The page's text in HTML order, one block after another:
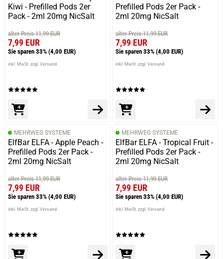
Diana G.
Die Bewertung erfolgte ohne Abgabe eines Kommentars
Kiwi - Prefilled Pods 2er
Pack - 2ml 20mg NicSalt
alter Preis 11,99 EUR
7,99 EUR
Sie sparen 33% (4,00 EUR)
inkl. MwSt. zzgl. Versand
Prefilled Pods 2er Pack -
2ml 20mg NicSalt
alter Preis 11,99 EUR
7,99 EUR
Sie sparen 33% (4,00 EUR)
inkl. MwSt. zzgl. Versand
MEHRWEG SYSTEME
ElfBar ELFA - Apple Peach -
Prefilled Pods 2er Pack -
2ml 20mg NicSalt
alter Preis 11,99 EUR
7,99 EUR
Sie sparen 33% (4,00 EUR)
inkl. MwSt. zzgl. Versand
MEHRWEG SYSTEME
ElfBar ELFA - Tropical Fruit -
Prefilled Pods 2er Pack -
2ml 20mg NicSalt
alter Preis 11,99 EUR
7,99 EUR
Sie sparen 33% (4,00 EUR)
inkl. MwSt. zzgl. Versand